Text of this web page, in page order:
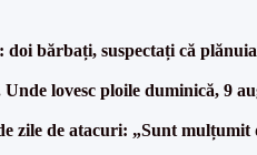
bărbați, suspectați că
Unde lovesc ploile duminică, 9
zile de atacuri: „Sunt mulțumit